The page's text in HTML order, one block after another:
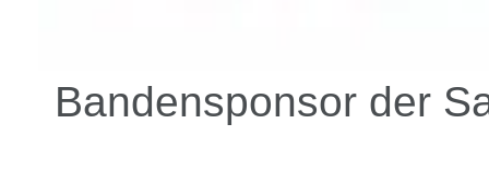
Bandensponsor der